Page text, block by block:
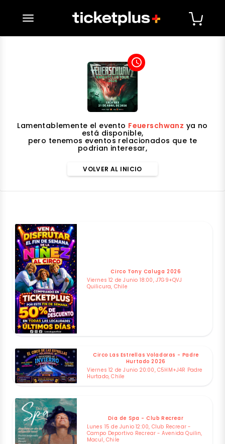
desplegar navegación
access_time
Lamentablemente el evento Feuerschwanz ya no
está disponible,
pero tenemos eventos relacionados que te
podrian interesar,
VOLVER AL INICIO
Circo Tony Caluga 2026
Viernes 12 de Junio 18:00, J7G9+QVJ
Quilicura, Chile
Circo Las Estrellas Voladoras - Padre
Hurtado 2026
Viernes 12 de Junio 20:00, C5HM+J4R Padre
Hurtado, Chile
Dia de Spa - Club Recrear
Lunes 15 de Junio 12:00, Club Recrear -
Campo Deportivo Recrear - Avenida Quilin,
Macul, Chile